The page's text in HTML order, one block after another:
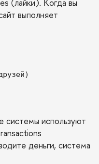
(лайки). Когда вы
выполняет
системы используют
деньги, система